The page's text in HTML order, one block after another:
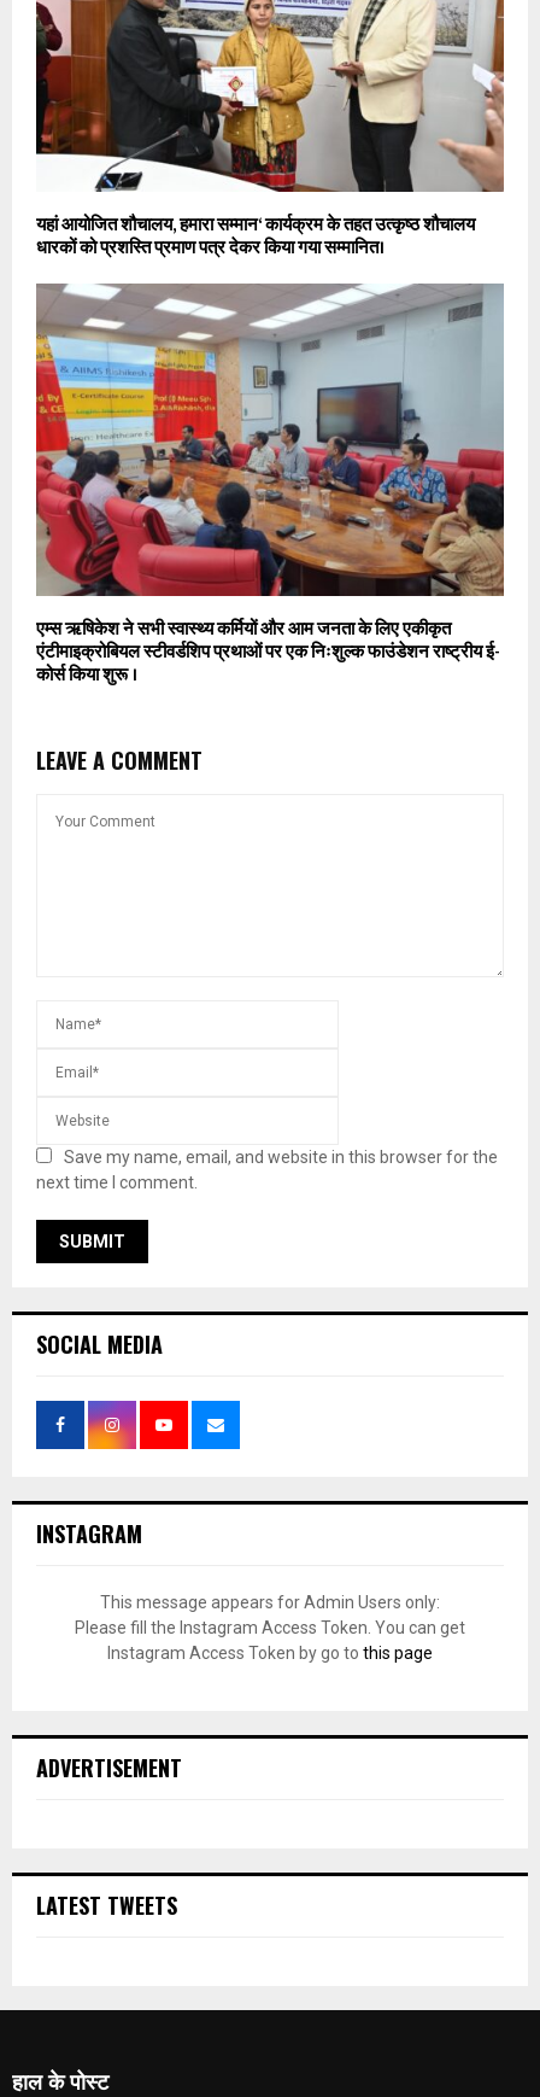
यहां आयोजित शौचालय, हमारा सम्मान‘ कार्यक्रम के तहत उत्कृष्ठ शौचालय
धारकों को प्रशस्ति प्रमाण पत्र देकर किया गया सम्मानित।
एम्स ऋषिकेश ने सभी स्वास्थ्य कर्मियों और आम जनता के लिए एकीकृत
एंटीमाइक्रोबियल स्टीवर्डशिप प्रथाओं पर एक निःशुल्क फाउंडेशन राष्ट्रीय ई-
कोर्स किया शुरू ।
LEAVE A COMMENT
Save my name, email, and website in this browser for the
next time I comment.
SOCIAL MEDIA
INSTAGRAM
This message appears for Admin Users only:
Please fill the Instagram Access Token. You can get
Instagram Access Token by go to this page
ADVERTISEMENT
LATEST TWEETS
हाल के पोस्ट